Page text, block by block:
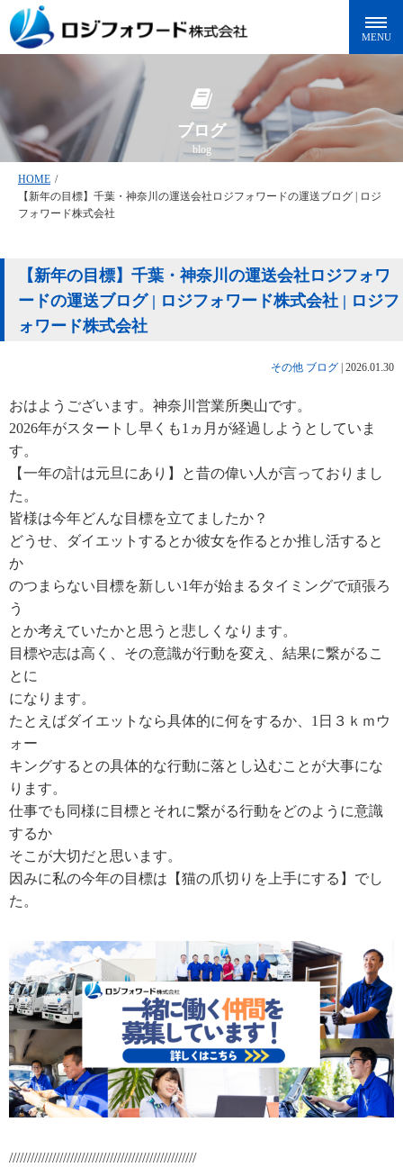
ブログ
blog
HOME /
【新年の目標】千葉・神奈川の運送会社ロジフォワードの運送ブログ | ロジ
フォワード株式会社
【新年の目標】千葉・神奈川の運送会社ロジフォワ
ードの運送ブログ | ロジフォワード株式会社 | ロジフ
ォワード株式会社
その他 ブログ 2026.01.30
おはようございます。神奈川営業所奥山です。
2026年がスタートし早くも1ヵ月が経過しようとしていま
す。
【一年の計は元旦にあり】と昔の偉い人が言っておりまし
た。
皆様は今年どんな目標を立てましたか？
どうせ、ダイエットするとか彼女を作るとか推し活すると
か
のつまらない目標を新しい1年が始まるタイミングで頑張ろ
う
とか考えていたかと思うと悲しくなります。
目標や志は高く、その意識が行動を変え、結果に繋がるこ
とに
になります。
たとえばダイエットなら具体的に何をするか、1日３ｋｍウ
ォー
キングするとの具体的な行動に落とし込むことが大事にな
ります。
仕事でも同様に目標とそれに繋がる行動をどのように意識
するか
そこが大切だと思います。
因みに私の今年の目標は【猫の爪切りを上手にする】でし
た。
////////////////////////////////////////////////////